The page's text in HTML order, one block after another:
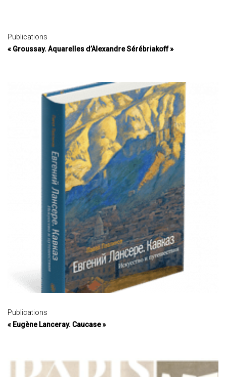
Publications
« Groussay. Aquarelles d’Alexandre Sérébriakoff »
Publications
« Eugène Lanceray. Caucase »